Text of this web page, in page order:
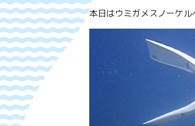
本日はウミガメスノーケ